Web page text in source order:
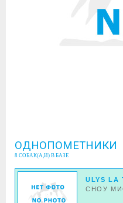
ОДНОПОМЕТНИКИ
8 СОБАК(А,И) В БАЗЕ
ULYS LA
СНОУ